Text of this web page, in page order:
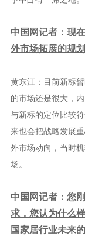
中国网记者：现
外市场拓展的规
黄东江：目前新标
的市场还是很大，
与新标的定位比较
来也会把战略发展
外市场动向，当时
场。
中国网记者：您
求，您认为什么
国家居行业未来